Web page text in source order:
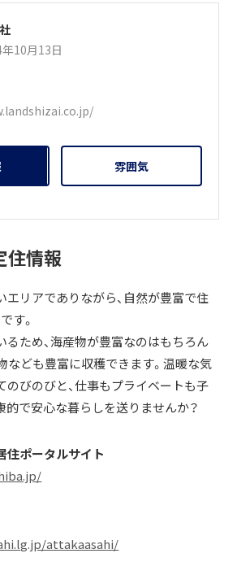
10月13日
雰囲気
住情報
エリアでありながら、自然が豊富で住
す。
るため、海産物が豊富なのはもちろん
物なども豊富に収穫できます。温暖な気
のびのびと、仕事もプライベートも子
的で安心な暮らしを送りませんか？
住ポータルサイト
attakaasahi/